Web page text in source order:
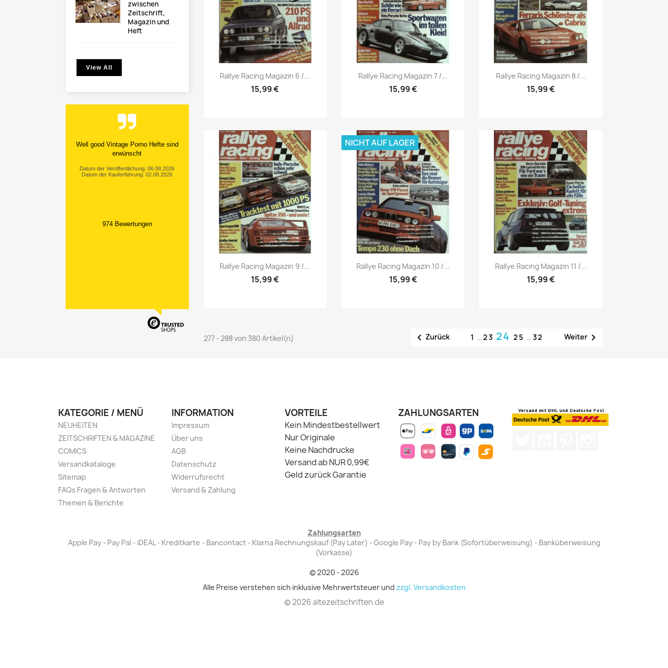
zwischen
Zeitschrift,
Magazin und
Heft
View All
Well good Vintage Porno Hefte sind
erwünscht
Datum der Veröffentlichung: 06.08.2026
Datum der Kauferfahrung: 02.08.2026
974 Bewertungen
Vorschau
Rallye Racing Magazin 6 /...
15,99 €
Vorschau
Rallye Racing Magazin 7 /...
15,99 €
Vorschau
Rallye Racing Magazin 8 /...
15,99 €
Vorschau
Rallye Racing Magazin 9 /...
15,99 €
Vorschau
Rallye Racing Magazin 10 /...
15,99 €
NICHT AUF LAGER
Vorschau
Rallye Racing Magazin 11 /...
15,99 €
277 - 288 von 380 Artikel(n)  Zurück 1 … 23 24 25 … 32 Weiter
KATEGORIE / MENÜ
NEUHEITEN
ZEITSCHRIFTEN & MAGAZINE
COMICS
Versandkataloge
Sitemap
FAQs Fragen & Antworten
Themen & Berichte
INFORMATION
Impressum
Über uns
AGB
Datenschutz
Widerrufsrecht
Versand & Zahlung
VORTEILE
Kein Mindestbestellwert
Nur Originale
Keine Nachdrucke
Versand ab NUR 0,99€
Geld zurück Garantie
ZAHLUNGSARTEN
Zahlungsarten
Apple Pay - Pay Pal - iDEAL - Kreditkarte - Bancontact - Klarna Rechnungskauf (Pay Later) - Google Pay - Pay by Bank (Sofortüberweisung) - Banküberweisung
(Vorkasse)
© 2020 - 2026
Alle Preise verstehen sich inklusive Mehrwertsteuer und zzgl. Versandkosten
© 2026 altezeitschriften.de